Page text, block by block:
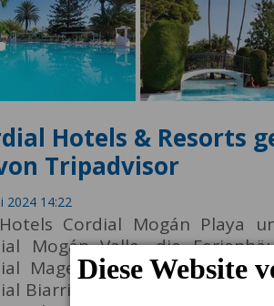
Hotels & Resorts
Tripadvisor
2024 14:22
Cordial Mogán Playa
Mogán Valle, die
Magec Taurito, das Resort
Biarritz und Cordial Sandy